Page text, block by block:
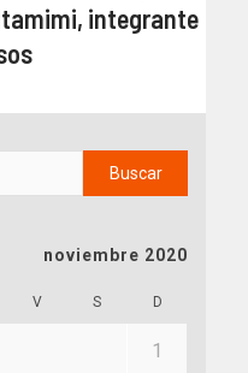
integrante
noviembre 2020
V S D
1